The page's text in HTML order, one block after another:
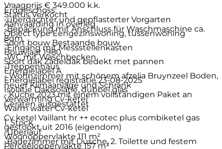
Erdgeschoss:
-überdachter und gepflasterter Vorgarten
-Bepackung mit Anschluss für Waschmaschine ca.
8qm
-Eingang mit Messstellenkasten
-WC mit Waschbecken
-Treppenhaus
- Wohnzimmer mit schönem afzelia Bruynzeel Boden,
neuer Klimaanlage und Schrank
- Küche 2023 mit einem vollständigen Paket an
Geräten ausgestattet
1. Stock
-Überlauf
-Badezimmer mit Dusche, 2. Toilette und festem
Vraagprijs € 349.000 k.k.
Status Verkocht
Aanvaarding In overleg
Object type Eengezinswoning, tussenwoning
Soort bouw Bestaande bouw
Bouwjaar 1980
Soort dak Zadeldak bedekt met pannen
Energielabel A
Energielabel registratie 23-08-2025
Isolatie Dakisolatie, dubbel glas
Verwarming Cv-ketel
Warm water Cv-ketel
Cv ketel Vaillant hr ++ ecotec plus combiketel gas
gestookt uit 2016 (eigendom)
Woonoppervlakte 111 m²
Perceeloppervlakte 157 m²